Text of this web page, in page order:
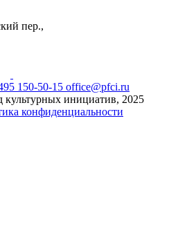
пер.,
150-50-15 office@pfci.ru
инициатив, 2025
конфиденциальности